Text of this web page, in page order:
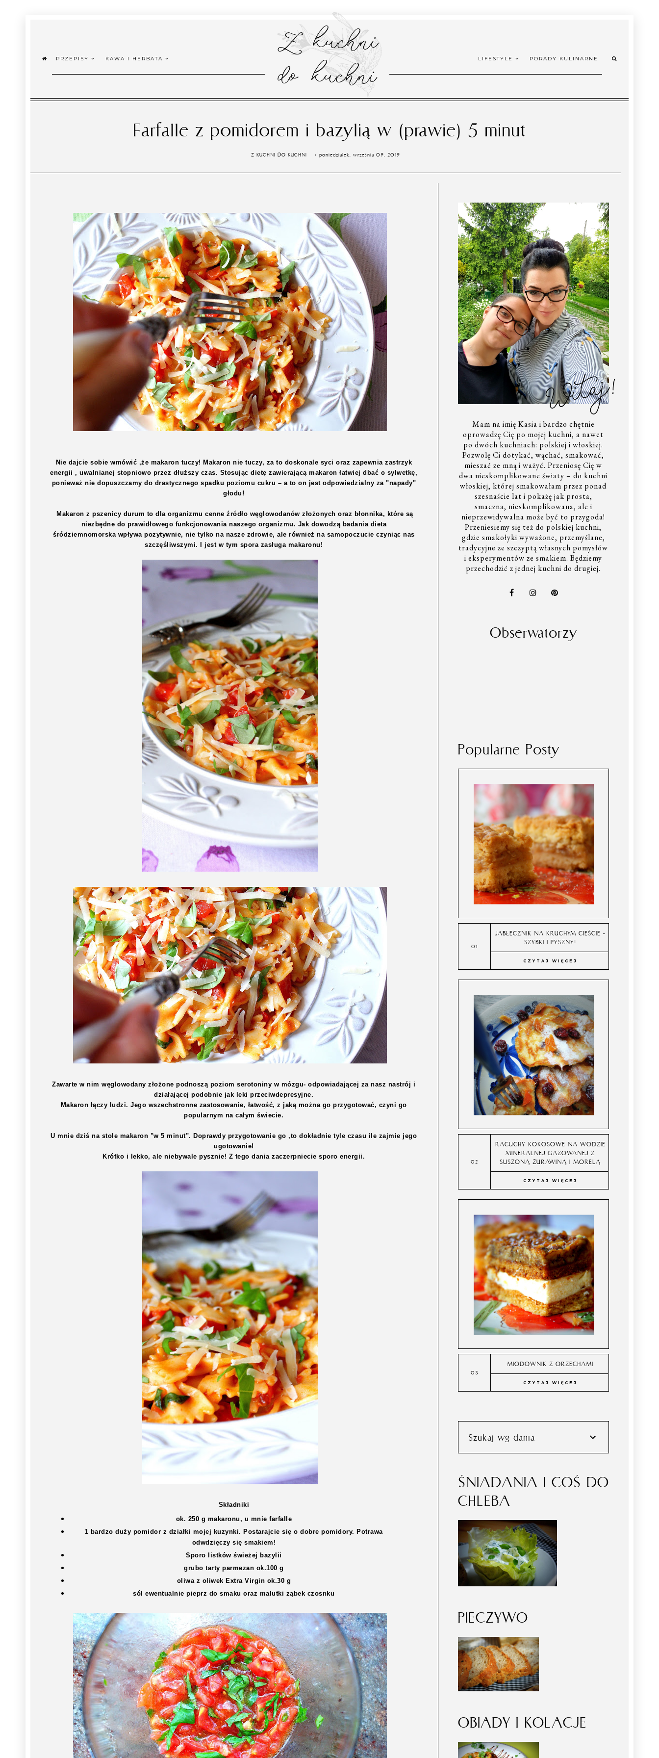
PRZEPISY KAWA I HERBATA
Z kuchni
do kuchni
LIFESTYLE PORADY KULINARNE
Farfalle z pomidorem i bazylią w (prawie) 5 minut
Z KUCHNI DO KUCHNI poniedziałek, września 09, 2019
Nie dajcie sobie wmówić ,że makaron tuczy! Makaron nie tuczy, za to doskonale syci oraz zapewnia zastrzyk
energii , uwalnianej stopniowo przez dłuższy czas. Stosując dietę zawierającą makaron łatwiej dbać o sylwetkę,
ponieważ nie dopuszczamy do drastycznego spadku poziomu cukru – a to on jest odpowiedzialny za "napady"
głodu!
Makaron z pszenicy durum to dla organizmu cenne źródło węglowodanów złożonych oraz błonnika, które są
niezbędne do prawidłowego funkcjonowania naszego organizmu. Jak dowodzą badania dieta
śródziemnomorska wpływa pozytywnie, nie tylko na nasze zdrowie, ale również na samopoczucie czyniąc nas
szczęśliwszymi. I jest w tym spora zasługa makaronu!
Zawarte w nim węglowodany złożone podnoszą poziom serotoniny w mózgu- odpowiadającej za nasz nastrój i
działającej podobnie jak leki przeciwdepresyjne.
Makaron łączy ludzi. Jego wszechstronne zastosowanie, łatwość, z jaką można go przygotować, czyni go
popularnym na całym świecie.
U mnie dziś na stole makaron "w 5 minut". Doprawdy przygotowanie go ,to dokładnie tyle czasu ile zajmie jego
ugotowanie!
Krótko i lekko, ale niebywale pysznie! Z tego dania zaczerpniecie sporo energii.
Składniki
ok. 250 g makaronu, u mnie farfalle
1 bardzo duży pomidor z działki mojej kuzynki. Postarajcie się o dobre pomidory. Potrawa
odwdzięczy się smakiem!
Sporo listków świeżej bazylii
grubo tarty parmezan ok.100 g
oliwa z oliwek Extra Virgin ok.30 g
sól ewentualnie pieprz do smaku oraz malutki ząbek czosnku
Witaj!
Mam na imię Kasia i bardzo chętnie
oprowadzę Cię po mojej kuchni, a nawet
po dwóch kuchniach: polskiej i włoskiej.
Pozwolę Ci dotykać, wąchać, smakować,
mieszać ze mną i ważyć. Przeniosę Cię w
dwa nieskomplikowane światy – do kuchni
włoskiej, której smakowałam przez ponad
szesnaście lat i pokażę jak prosta,
smaczna, nieskomplikowana, ale i
nieprzewidywalna może być to przygoda!
Przeniesiemy się też do polskiej kuchni,
gdzie smakołyki wyważone, przemyślane,
tradycyjne ze szczyptą własnych pomysłów
i eksperymentów ze smakiem. Będziemy
przechodzić z jednej kuchni do drugiej.
Obserwatorzy
Popularne Posty
JABŁECZNIK NA KRUCHYM CIEŚCIE -
SZYBKI I PYSZNY!
CZYTAJ WIĘCEJ
RACUCHY KOKOSOWE NA WODZIE
MINERALNEJ GAZOWANEJ Z
SUSZONĄ ŻURAWINĄ I MORELĄ
CZYTAJ WIĘCEJ
MIODOWNIK Z ORZECHAMI
CZYTAJ WIĘCEJ
Szukaj wg dania
ŚNIADANIA I COŚ DO
CHLEBA
PIECZYWO
OBIADY I KOLACJE